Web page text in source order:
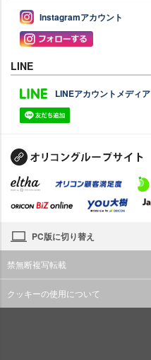
Instagramアカウント
LINE
LINEアカウントメディア
PC版に切り替え
禁無断複写転載
クッキーの使用について